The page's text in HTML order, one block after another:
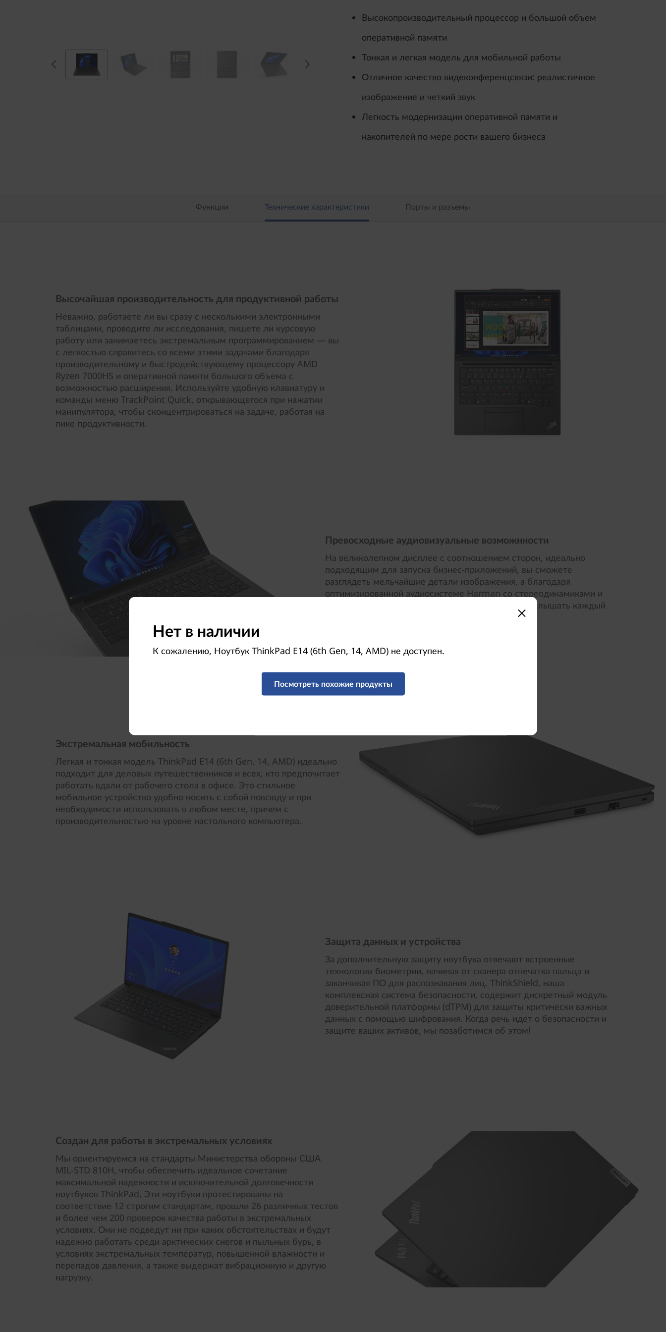
Высокопроизводительный процессор и большой объем
оперативной памяти
Тонкая и легкая модель для мобильной работы
Отличное качество видеконференцсвязи: реалистичное
изображение и четкий звук
Легкость модернизации оперативной памяти и
накопителей по мере рости вашего бизнеса
Функции Технические характеристики Порты и разъемы
Высочайшая производительность для продуктивной работы
Неважно, работаете ли вы сразу с несколькими электронными
таблицами, проводите ли исследования, пишете ли курсовую
работу или занимаетесь экстремальным программированием — вы
с легкостью справитесь со всеми этими задачами благодаря
производительному и быстродействующему процессору AMD
Ryzen 7000HS и оперативной памяти большого объема с
возможностью расширения. Используйте удобную клавиатуру и
команды меню TrackPoint Quick, открывающегося при нажатии
манипулятора, чтобы сконцентрироваться на задаче, работая на
пике продуктивности.
Превосходные аудиовизуальные возможнности
На великолепном дисплее с соотношением сторон, идеально
подходящим для запуска бизнес-приложений, вы сможете
разглядеть мельчайшие детали изображения, а благодаря
оптимизированной аудиосистеме Harman со стереодинамиками и
поддержкой технологий Dolby будете отчетливо слышать каждый
Экстремальная мобильность
Легкая и тонкая модель ThinkPad E14 (6th Gen, 14, AMD) идеально
подходит для деловых путешественников и всех, кто предпочитает
работать вдали от рабочего стола в офисе. Это стильное
мобильное устройство удобно носить с собой повсюду и при
необходимости использовать в любом месте, причем с
производительностью на уровне настольного компьютера.
Защита данных и устройства
За дополнительную защиту ноутбука отвечают встроенные
технологии биометрии, начиная от сканера отпечатка пальца и
заканчивая ПО для распознавания лиц. ThinkShield, наша
комплексная система безопасности, содержит дискретный модуль
доверительной платформы (dTPM) для защиты критически важных
данных с помощью шифрования. Когда речь идет о безопасности и
защите ваших активов, мы позаботимся об этом!
Создан для работы в экстремальных условиях
Мы ориентируемся на стандарты Министерства обороны США
MIL-STD 810H, чтобы обеспечить идеальное сочетание
максимальной надежности и исключительной долговечности
ноутбуков ThinkPad. Эти ноутбуки протестированы на
соответствие 12 строгим стандартам, прошли 26 различных тестов
и более чем 200 проверок качества работы в экстремальных
условиях. Они не подведут ни при каких обстоятельствах и будут
надежно работать среди арктических снегов и пыльных бурь, в
условиях экстремальных температур, повышенной влажности и
перепадов давления, а также выдержат вибрационную и другую
нагрузку.
Нет в наличии
К сожалению, Ноутбук ThinkPad E14 (6th Gen, 14, AMD) не доступен.
Посмотреть похожие продукты